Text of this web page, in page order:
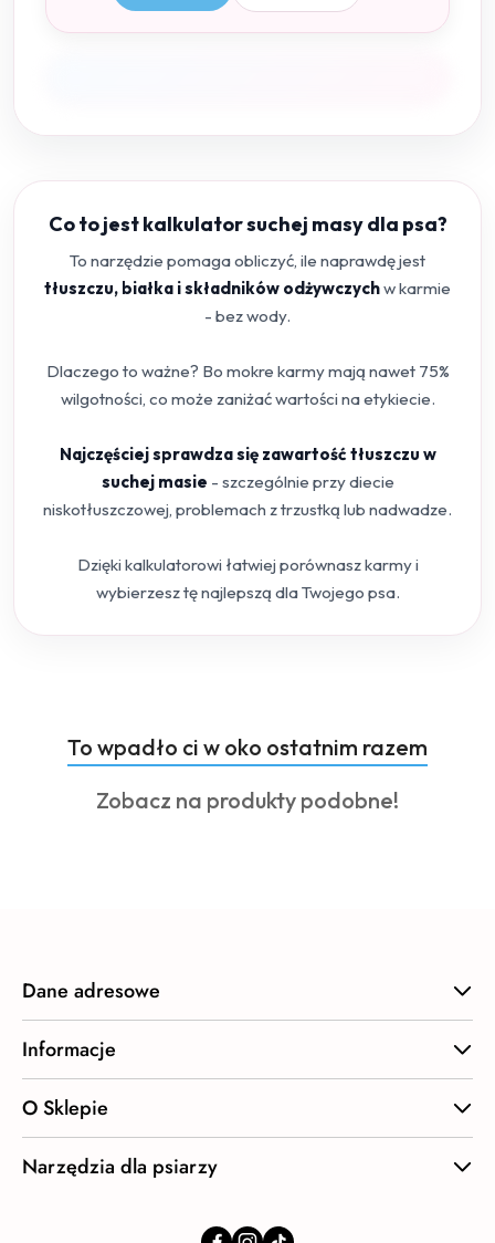
Co to jest kalkulator suchej masy dla psa?
To narzędzie pomaga obliczyć, ile naprawdę jest
tłuszczu, białka i składników odżywczychw karmie
- bez wody.
Dlaczego to ważne? Bo mokre karmy mają nawet 75%
wilgotności, co może zaniżać wartości na etykiecie.
Najczęściej sprawdza się zawartość tłuszczu w
suchej masie - szczególnie przy diecie
niskotłuszczowej, problemach z trzustką lub nadwadze.
Dzięki kalkulatorowi łatwiej porównasz karmy i
wybierzesz tę najlepszą dla Twojego psa.
Pomiń karuzelę produktów
Produkty
o
statusie:
To wpadło ci w oko ostatnim razem
Produkty
Zobacz na produkty podobne!
Dane adresowe
Informacje
O Sklepie
Narzędzia dla psiarzy